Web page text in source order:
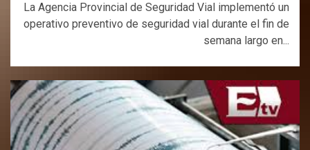
La Agencia Provincial de Seguridad Vial implementó un
operativo preventivo de seguridad vial durante el fin de
semana largo en...